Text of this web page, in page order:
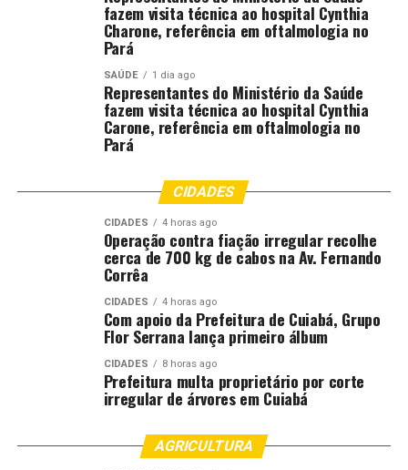
“Além disso, sempre que possível, habilite a biometria do
celular para desbloquear o telefone e não permitir que
sejam feitas algumas transações com o uso da senha. E
caso a única opção seja utilizar senhas de desenho, faça
senhas um pouco mais difíceis, que fujam do óbvio, como
a letra N, Z, essas mais óbvias. Vamos fugir disso. Tem
que ter um pouco mais de criatividade na hora de criar
E se o furto acontecer?
Se, apesar de todos os cuidados, o furto acontecer, a
primeira coisa a se fazer é avisar as instituições
bancárias. Vá até um caixa eletrônico ou pegue o celular
de um amigo e entre em contato com o atendimento do
banco e realize o bloqueio da conta.
“Além disso, use o aplicativo Celular Seguro, do Governo
Federal, que possibilita o bloqueio de todas as
transações e aplicativos. Esse telefone vai ser um peso
morto para o criminoso, ele não vai conseguir acessar
muita coisa”, instruiu o delegado.
fazem visita técnica ao hospital Cynthia
Charone, referência em oftalmologia no
Pará
SAÚDE 1 dia ago
Representantes do Ministério da Saúde
fazem visita técnica ao hospital Cynthia
Carone, referência em oftalmologia no
Pará
CIDADES
CIDADES 4 horas ago
Operação contra fiação irregular recolhe
cerca de 700 kg de cabos na Av. Fernando
Corrêa
CIDADES 4 horas ago
Com apoio da Prefeitura de Cuiabá, Grupo
Flor Serrana lança primeiro álbum
CIDADES 8 horas ago
Prefeitura multa proprietário por corte
irregular de árvores em Cuiabá
AGRICULTURA